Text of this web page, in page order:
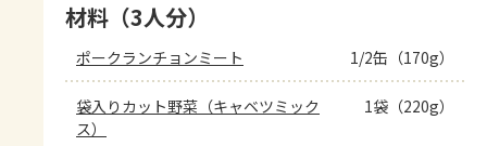
材料（3人分）
ポークランチョンミート 1/2缶（170g）
袋入りカット野菜（キャベツミック
ス）
1袋（220g）